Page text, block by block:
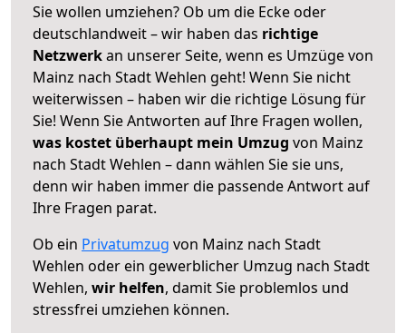
Sie wollen umziehen? Ob um die Ecke oder
deutschlandweit – wir haben das richtige
Netzwerkan unserer Seite, wenn es Umzüge von
Mainz nach Stadt Wehlen geht! Wenn Sie nicht
weiterwissen – haben wir die richtige Lösung für
Sie! Wenn Sie Antworten auf Ihre Fragen wollen,
was kostet überhaupt mein Umzug von Mainz
nach Stadt Wehlen – dann wählen Sie sie uns,
denn wir haben immer die passende Antwort auf
Ihre Fragen parat.
Ob ein Privatumzug von Mainz nach Stadt
Wehlen oder ein gewerblicher Umzug nach Stadt
Wehlen, wir helfen, damit Sie problemlos und
stressfrei umziehen können.